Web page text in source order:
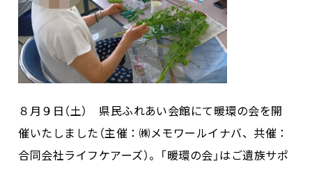
８ 月９日（土） 県民ふれあい会館にて暖環の会を開
催いたしました（主催：㈱メモワールイナバ、共催：
合同会社ライフケアーズ）。「暖環の会」はご遺族サポ